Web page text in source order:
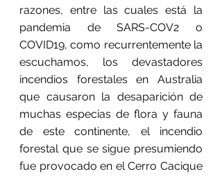
razones, entre las cuales está la
pandemia de SARS-COV2 o
COVID19, como recurrentemente la
escuchamos, los devastadores
incendios forestales en Australia
que causaron la desaparición de
muchas especias de flora y fauna
de este continente, el incendio
forestal que se sigue presumiendo
fue provocado en el Cerro Cacique